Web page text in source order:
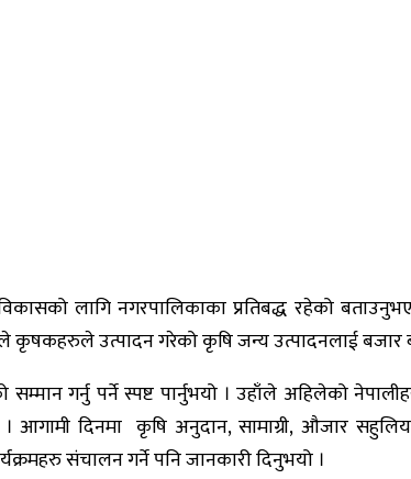
लागि नगरपालिकाका प्रतिबद्ध रहेको
कृषकहरुले उत्पादन गरेको कृषि जन्य उत्पादनलाई बजार
गर्नु पर्ने स्पष्ट पार्नुभयो । उहाँले अहिलेको
दिनमा कृषि अनुदान, सामाग्री, औजार
संचालन गर्ने पनि जानकारी दिनुभयो ।